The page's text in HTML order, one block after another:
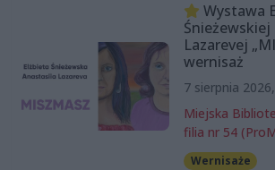
Wystawa
Lazarevej
wernisaż
7 sierpnia
Miejska
filia nr 54
Wernisaże